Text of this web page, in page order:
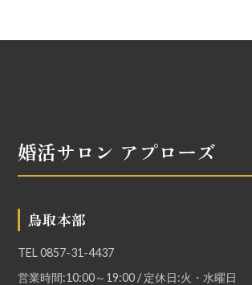
婚活サロン アプローズ
鳥取本部
TEL0857-31-4437
営業時間:10:00～19:00 / 定休日:火・水曜日